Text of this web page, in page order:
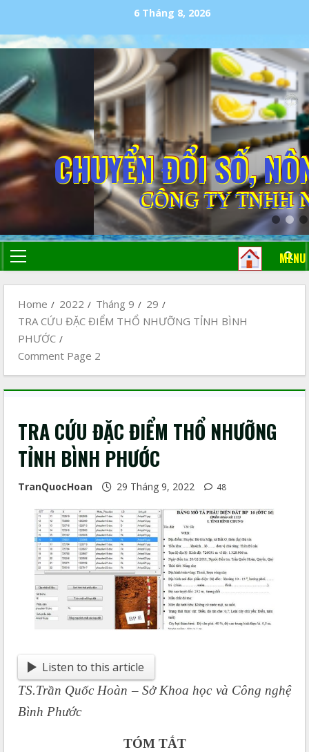
MENU
6 Tháng 8, 2026
CHUYỂN ĐỔI SỐ,
CÔNG TY TNHH
Home 2022 Tháng 9
29
TRA CỨU ĐẶC ĐIỂM THỔ NHƯỠNG TỈNH BÌNH
PHƯỚC
Comment Page 2
TRA CỨU ĐẶC ĐIỂM THỔ NHƯỠNG
TỈNH BÌNH PHƯỚC
TranQuocHoan 29 Tháng 9, 2022 48
Listen to this article
TS.Trần Quốc Hoàn – Sở Khoa học và Công nghệ
Bình Phước
TÓM TẮT